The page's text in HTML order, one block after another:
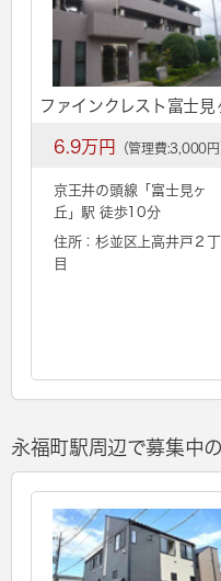
ファインクレスト富士見
6.9万円 （管理費:3,000円
京王井の頭線「 富士見ヶ
丘 」駅 徒歩10分
住所：杉並区上高井戸２丁
目
永福町駅周辺で募集中